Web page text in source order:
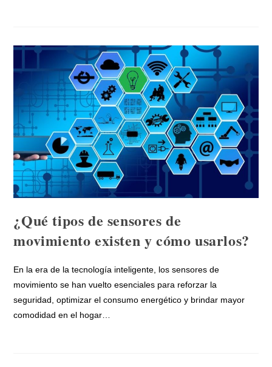
¿Qué tipos de sensores de
movimiento existen y cómo usarlos?
En la era de la tecnología inteligente, los sensores de
movimiento se han vuelto esenciales para reforzar la
seguridad, optimizar el consumo energético y brindar mayor
comodidad en el hogar…